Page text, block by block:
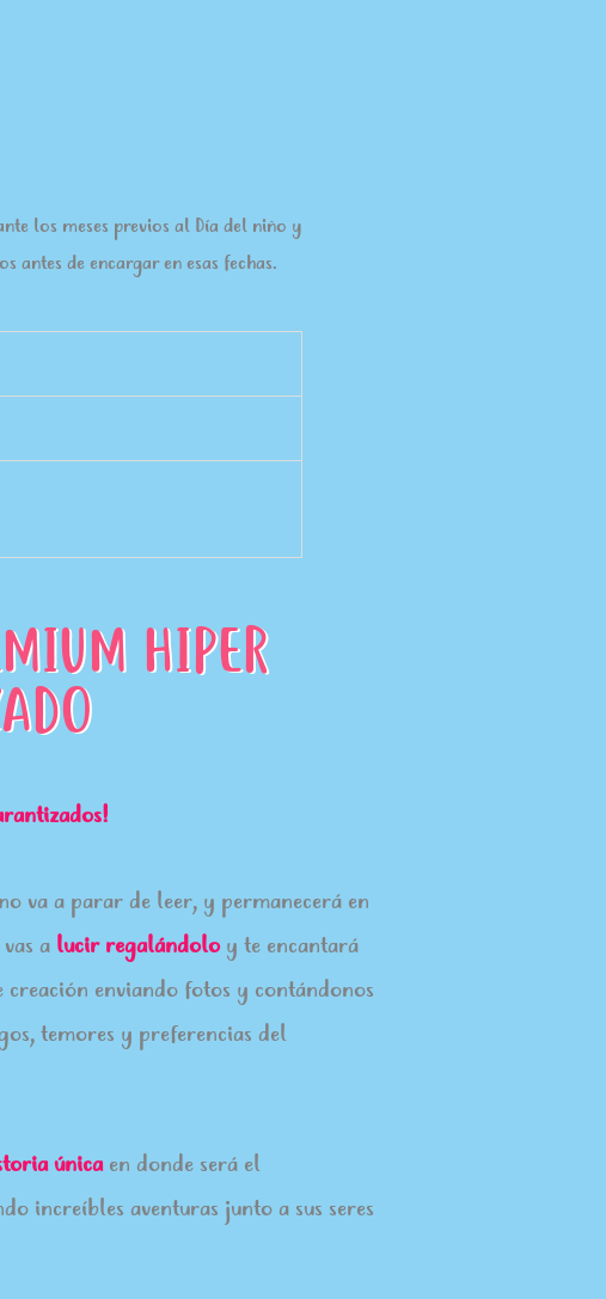
los meses previos al Día del niño y
de encargar en esas fechas.
HIPER
va a parar de leer, y permanecerá en
a lucirregalándoloy te encantará
enviando fotos y contándonos
temores y preferencias del
únicaen donde será el
increíbles aventuras junto a sus seres